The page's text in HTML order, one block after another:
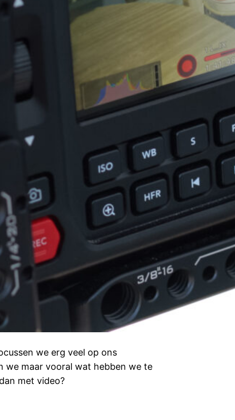
we erg veel op ons
we maar vooral wat hebben we te
met video?